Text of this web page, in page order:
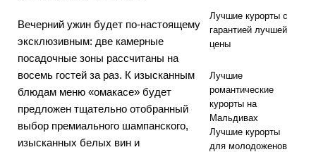
Вечерний ужин будет по-настоящему
эксклюзивным: две камерные
посадочные зоны рассчитаны на
восемь гостей за раз. К изысканным
блюдам меню «омакасе» будет
предложен тщательно отобранный
выбор премиального шампанского,
изысканных белых вин и
Лучшие курорты с
гарантией лучшей
цены
Лучшие
романтические
курорты на
Мальдивах
Лучшие курорты
для молодоженов